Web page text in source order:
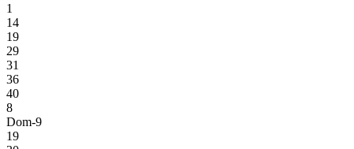
1
14
19
29
31
36
40
8
Dom-9
19